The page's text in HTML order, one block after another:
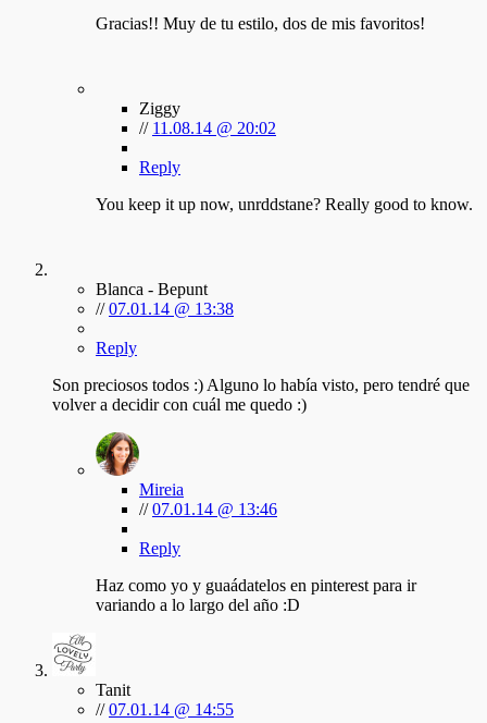
Gracias!! Muy de tu estilo, dos de mis favoritos!
Ziggy
// 11.08.14 @ 20:02
Reply
You keep it up now, unrddstane? Really good to know.
Blanca - Bepunt
//07.01.14 @ 13:38
Reply
Son preciosos todos :) Alguno lo había visto, pero tendré que
volver a decidir con cuál me quedo :)
Mireia
//07.01.14 @ 13:46
Reply
Haz como yo y guaádatelos en pinterest para ir
variando a lo largo del año :D
Tanit
//07.01.14 @ 14:55